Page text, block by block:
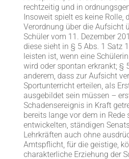
rechtzeitig und in
Insoweit spielt es keine Rolle,
Verordnung über die Aufsicht
Schüler vom 11. Dezember
diese sieht in § 5 Abs. 1 Satz
leisten ist, wenn eine
wird oder spontan erkrankt; §
anderem, dass zur Aufsicht
Sportunterricht erteilen, als
ausgebildet sein müssen –
Schadensereignis in Kraft
bereits lange vor dem in Rede
entwickelten, ständigen
Lehrkräften auch ohne
Amtspflicht, für die geistige,
charakterliche Erziehung der